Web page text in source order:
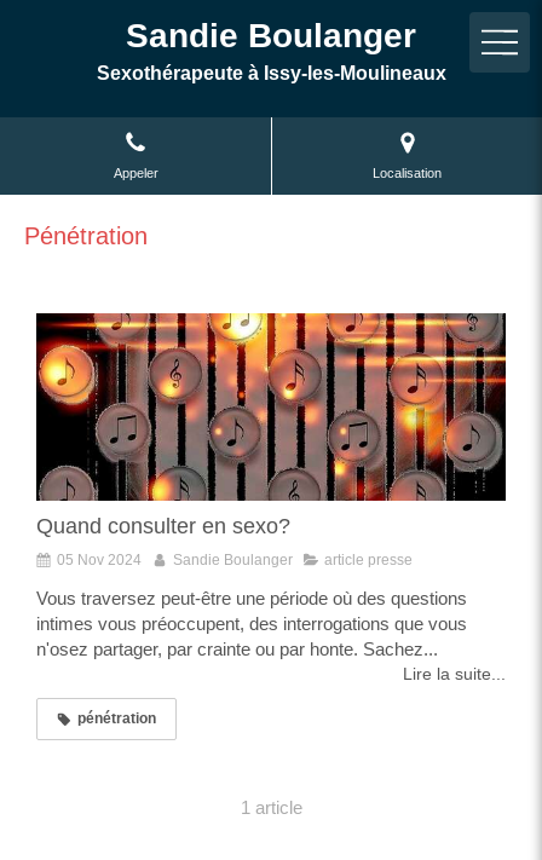
Sandie Boulanger
Sexothérapeute à Issy-les-Moulineaux
Appeler Localisation
Pénétration
Quand consulter en sexo?
05 Nov 2024 Sandie Boulanger article presse
Vous traversez peut-être une période où des questions
intimes vous préoccupent, des interrogations que vous
n'osez partager, par crainte ou par honte. Sachez...
Lire la suite...
pénétration
1 article